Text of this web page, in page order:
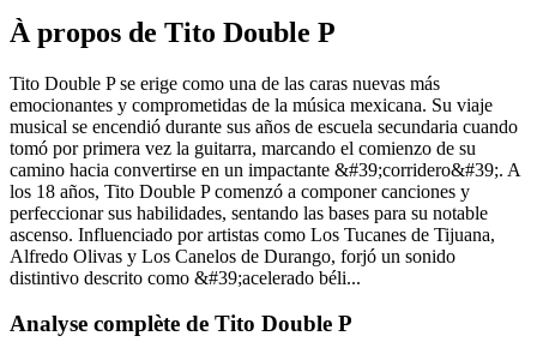
À propos de Tito Double P
Tito Double P se erige como una de las caras nuevas más
emocionantes y comprometidas de la música mexicana. Su viaje
musical se encendió durante sus años de escuela secundaria cuando
tomó por primera vez la guitarra, marcando el comienzo de su
camino hacia convertirse en un impactante &#39;corridero&#39;. A
los 18 años, Tito Double P comenzó a componer canciones y
perfeccionar sus habilidades, sentando las bases para su notable
ascenso. Influenciado por artistas como Los Tucanes de Tijuana,
Alfredo Olivas y Los Canelos de Durango, forjó un sonido
distintivo descrito como &#39;acelerado béli...
Analyse complète de Tito Double P